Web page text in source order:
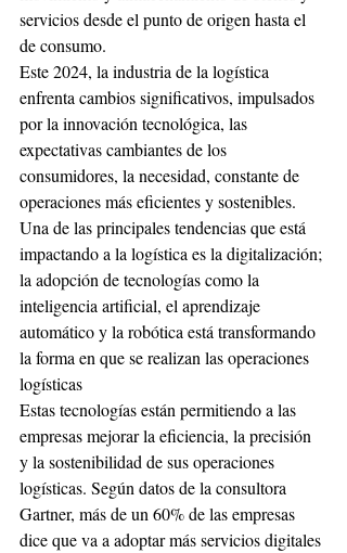
servicios desde el punto de origen hasta el
de consumo.
Este 2024, la industria de la logística
enfrenta cambios significativos, impulsados
por la innovación tecnológica, las
expectativas cambiantes de los
consumidores, la necesidad, constante de
operaciones más eficientes y sostenibles.
Una de las principales tendencias que está
impactando a la logística es la digitalización;
la adopción de tecnologías como la
inteligencia artificial, el aprendizaje
automático y la robótica está transformando
la forma en que se realizan las operaciones
logísticas
Estas tecnologías están permitiendo a las
empresas mejorar la eficiencia, la precisión
y la sostenibilidad de sus operaciones
logísticas. Según datos de la consultora
Gartner, más de un 60% de las empresas
dice que va a adoptar más servicios digitales